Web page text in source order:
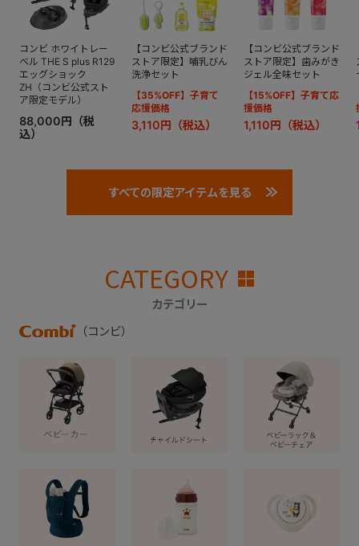
コンビ ホワイトレー
ベル THE S plus R129
エッグショック
ZH（コンビ公式スト
ア限定モデル）
88,000円
【コンビ公式ブランド
ストア限定】哺乳びん
洗浄セット
【35%OFF】子育て
応援価格
3,110円
【コンビ公式ブランド
ストア限定】歯みがき
ジェル全味セット
【15%OFF】子育て応
援価格
1,110円
すべての限定アイテムを見る
CATEGORY
カテゴリー
（コンビ）